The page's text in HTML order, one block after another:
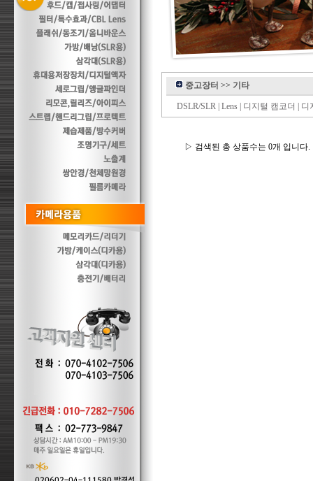
중고장터 >> 기타
DSLR/SLR Lens 디지털 캠코더 디
▷ 검색된 총 상품수는 0개 입니다.